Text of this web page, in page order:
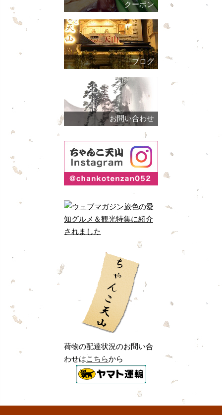
クーポン
ブログ
お問い合わせ
荷物の配達状況のお問い合
わせはこちらから